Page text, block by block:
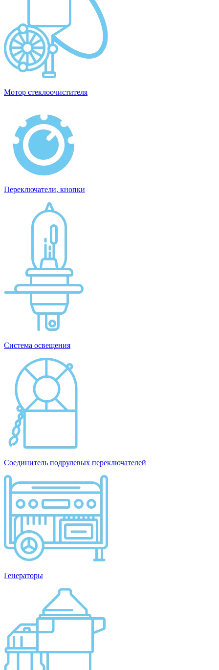
Мотор стеклоочистителя
Переключатели, кнопки
Система освещения
Соединитель подрулевых переключателей
Генераторы